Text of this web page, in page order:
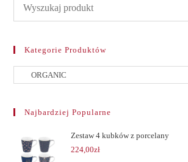
Kategorie Produktów
Najbardziej Popularne
Zestaw 4 kubków z porcelany
224,00zł